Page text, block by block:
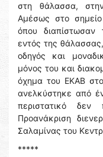
στη θάλασσα,
Αμέσως στο
όπου διαπίστωσαν
εντός της
οδηγός και
μόνος του και
όχημα του ΕΚΑΒ
ανελκύστηκε από
περιστατικό δεν
Προανάκριση
Σαλαμίνας του
*****